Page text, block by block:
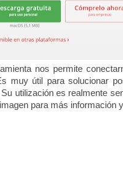
nos permite
muy útil para solucionar
utilización es realmente
para más información